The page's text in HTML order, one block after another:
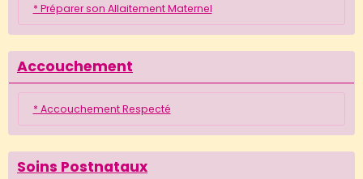
* Préparer son Allaitement Maternel
Accouchement
* Accouchement Respecté
Soins Postnataux